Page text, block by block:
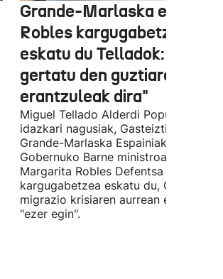
Grande-Marlaska eta
Robles kargugabetzea
eskatu du Telladok:
gertatu den guztiaren
erantzuleak dira"
Miguel Tellado Alderdi Popularraren
idazkari nagusiak, Gasteiztik,
Grande-Marlaska Espainiako
Gobernuko Barne ministroa eta
Margarita Robles Defentsa ministroa
kargugabetzea eskatu du, Ceutako
migrazio krisiaren aurrean ez
"ezer egin".